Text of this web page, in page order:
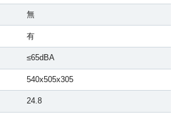
無
有
≤65dBA
540x505x305
24.8